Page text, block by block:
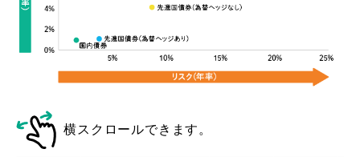
横スクロールできます。